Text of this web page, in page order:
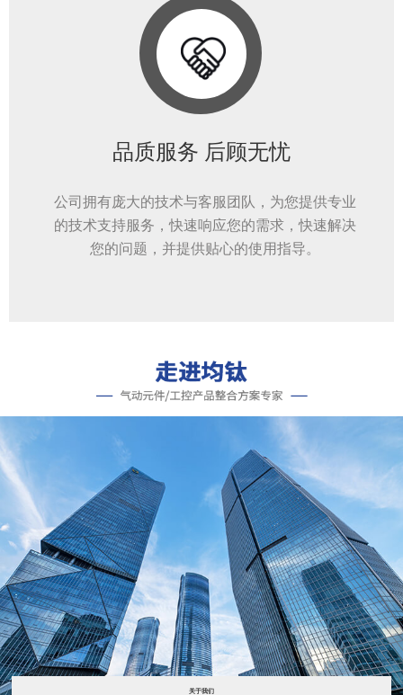
品质服务 后顾无忧
公司拥有庞大的技术与客服团队，为您提供专业
的技术支持服务，快速响应您的需求，快速解决
您的问题，并提供贴心的使用指导。
关于我们